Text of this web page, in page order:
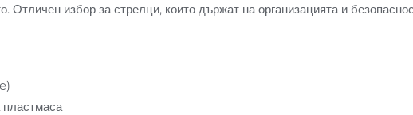
Отличен избор за стрелци, които държат на организацията и